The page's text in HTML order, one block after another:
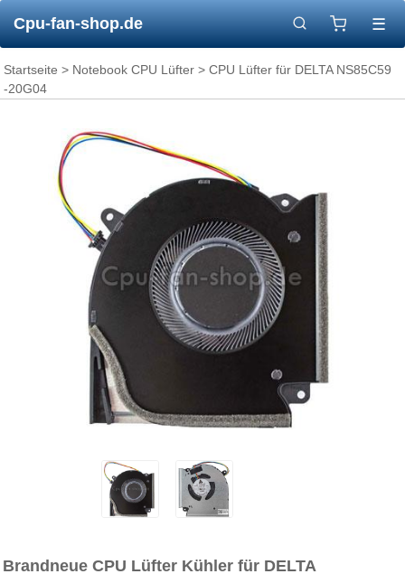
Cpu-fan-shop.de ☰
Startseite > Notebook CPU Lüfter > CPU Lüfter für DELTA NS85C59
-20G04
Brandneue CPU Lüfter Kühler für DELTA